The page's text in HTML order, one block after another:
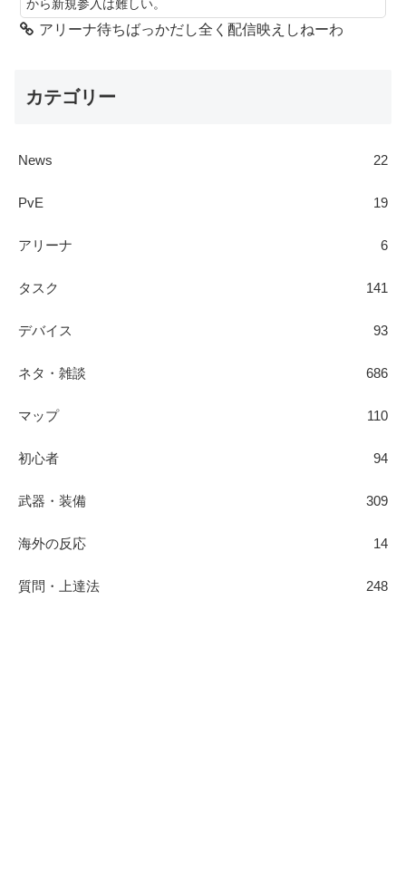
から新規参入は難しい。
アリーナ待ちばっかだし全く配信映えしねーわ
カテゴリー
News 22
PvE 19
アリーナ 6
タスク 141
デバイス 93
ネタ・雑談 686
マップ 110
初心者 94
武器・装備 309
海外の反応 14
質問・上達法 248